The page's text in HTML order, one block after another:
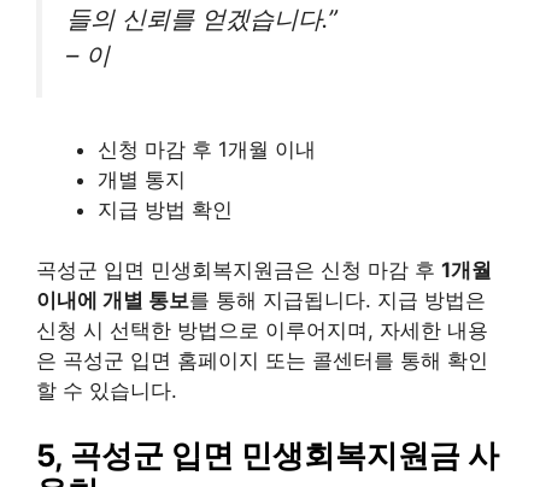
들의 신뢰를 얻겠습니다.”
– 이
신청 마감 후 1개월 이내
개별 통지
지급 방법 확인
곡성군 입면 민생회복지원금은 신청 마감 후 1개월
이내에 개별 통보를 통해 지급됩니다. 지급 방법은
신청 시 선택한 방법으로 이루어지며, 자세한 내용
은 곡성군 입면 홈페이지 또는 콜센터를 통해 확인
할 수 있습니다.
5, 곡성군 입면 민생회복지원금 사